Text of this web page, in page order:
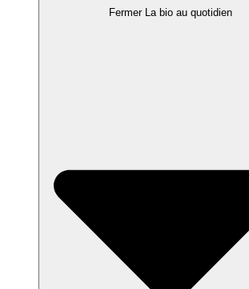
Fermer La bio au quotidien